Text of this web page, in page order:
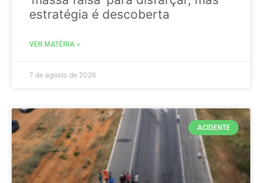
estratégia é descoberta
VER MATÉRIA »
7 de agosto de 2026
ACIDENTE